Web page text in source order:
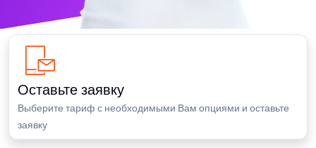
Оставьте заявку
Выберите тариф с необходимыми Вам опциями и оставьте
заявку